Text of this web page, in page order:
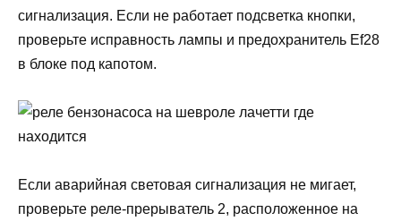
сигнализация. Если не работает подсветка кнопки,
проверьте исправность лампы и предохранитель Ef28
в блоке под капотом.
Если аварийная световая сигнализация не мигает,
проверьте реле-прерыватель 2, расположенное на